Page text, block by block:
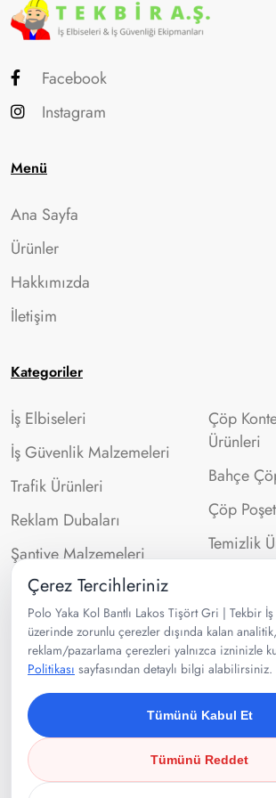
Facebook
Instagram
Menü
Ana Sayfa
Ürünler
Hakkımızda
İletişim
Kategoriler
İş Elbiseleri
İş Güvenlik Malzemeleri
Trafik Ürünleri
Reklam Dubaları
Şantiye Malzemeleri
Çöp
Ürünleri
Bahçe
Çöp
Temizlik
İletişim Bilgileri
0532 302 99 43
Velibaba Mah Ankara Cad. No:95
Pendik/İSTANBUL
Çerez Tercihleriniz
Polo Yaka Kol Bantlı Lakos Tişört Gri | Tekbir İş
üzerinde zorunlu çerezler dışında kalan
reklam/pazarlama çerezleri yalnızca izninizle
Politikası sayfasından detaylı bilgi alabilirsiniz.
Tümünü Kabul Et
Tümünü Reddet